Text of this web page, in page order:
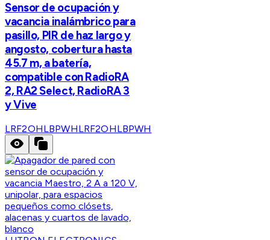
Sensor de ocupación y
vacancia inalámbrico para
pasillo, PIR de haz largo y
angosto, cobertura hasta
45.7 m, a batería,
compatible con RadioRA
2, RA2 Select, RadioRA 3
y Vive
LRF2OHLBPWHLRF2OHLBPWH